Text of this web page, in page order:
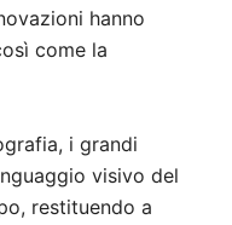
hanno
come la
i grandi
visivo del
restituendo a